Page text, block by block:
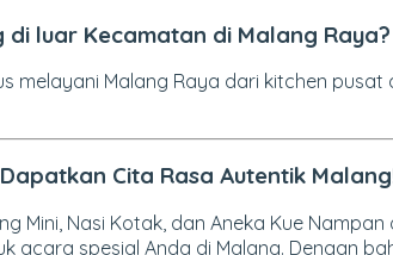
di luar Kecamatan di Malang Raya?
melayani Malang Raya dari kitchen
Cita Rasa Autentik
Mini, Nasi Kotak, dan Aneka Kue
acara spesial Anda di Malang. Dengan